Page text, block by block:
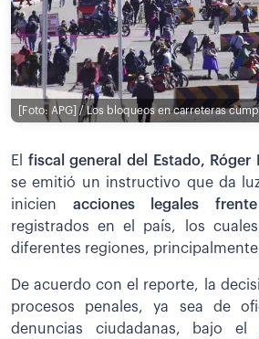
[Foto: APG] / Los bloqueos en carreteras
El fiscal general del Estado, Róger
se emitió un instructivo que da
inicien acciones legales
registrados en el país, los
diferentes regiones,
De acuerdo con el reporte, la
procesos penales, ya sea de
denuncias ciudadanas, bajo el